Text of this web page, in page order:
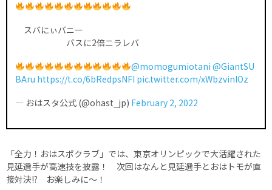
スバにぃバニー
バスに2倍ニラレバ
@momogumiotani @GiantSU
BAru https://t.co/6bRedpsNFI pic.twitter.com/xWbzvinlOz
— おはスタ公式 (@ohast_jp) February 2, 2022
「全力！おはスポクラブ」では、東京オリンピックで大活躍された
見延選手が高速技を披露！ 次回はなんと見延選手とおはトモが直
接対決!? お楽しみに～！